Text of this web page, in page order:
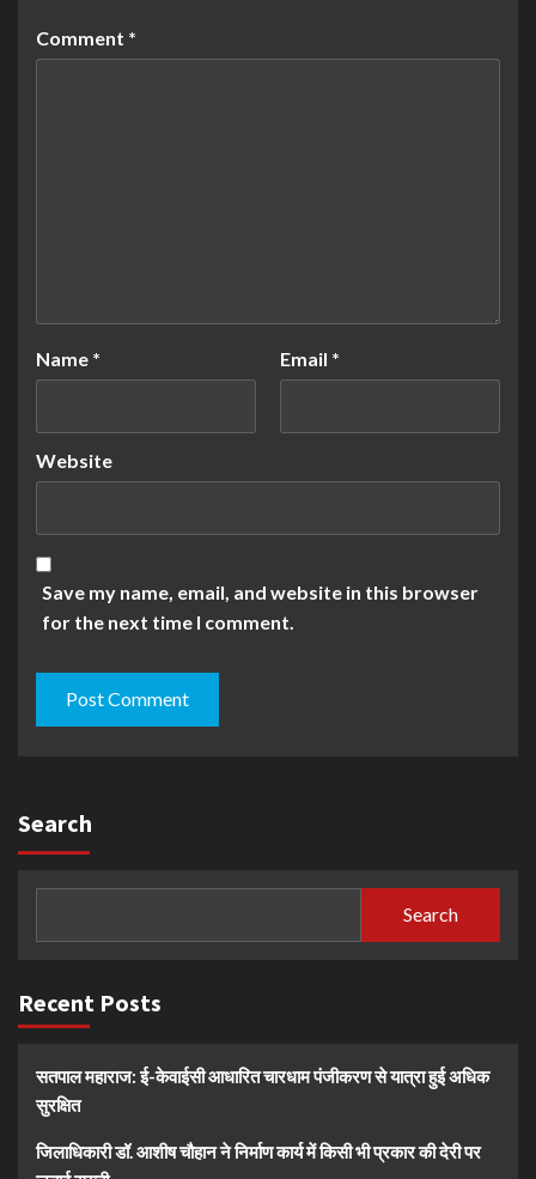
Comment *
Name * Email *
Website
Save my name, email, and website in this browser
for the next time I comment.
Search
Search
Recent Posts
सतपाल महाराज: ई-केवाईसी आधारित चारधाम पंजीकरण से यात्रा हुई अधिक
सुरक्षित
जिलाधिकारी डॉ. आशीष चौहान ने निर्माण कार्य में किसी भी प्रकार की देरी पर